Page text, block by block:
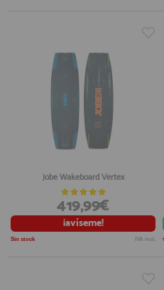
Jobe Wakeboard Vertex
419,99€
¡avíseme!
Sin stock IVA incl.